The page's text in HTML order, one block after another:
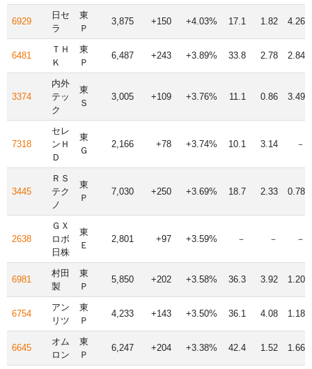
6929
日セ
ラ
東
Ｐ
3,875 +150 +4.03% 17.1 1.82 4.26
6481
ＴＨ
Ｋ
東
Ｐ
6,487 +243 +3.89% 33.8 2.78 2.84
3374
内外
テッ
ク
東
Ｓ
3,005 +109 +3.76% 11.1 0.86 3.49
7318
セレ
ンＨ
Ｄ
東
Ｇ
2,166 +78 +3.74% 10.1 3.14 －
3445
ＲＳ
テク
ノ
東
Ｐ
7,030 +250 +3.69% 18.7 2.33 0.78
2638
ＧＸ
ロボ
日株
東
Ｅ
2,801 +97 +3.59% － － －
6981
村田
製
東
Ｐ
5,850 +202 +3.58% 36.3 3.92 1.20
6754
アン
リツ
東
Ｐ
4,233 +143 +3.50% 36.1 4.08 1.18
6645
オム
ロン
東
Ｐ
6,247 +204 +3.38% 42.4 1.52 1.66